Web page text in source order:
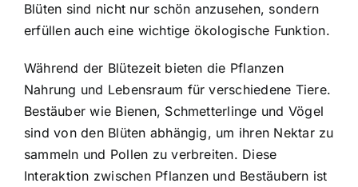
Blüten sind nicht nur schön anzusehen, sondern
erfüllen auch eine wichtige ökologische Funktion.
Während der Blütezeit bieten die Pflanzen
Nahrung und Lebensraum für verschiedene Tiere.
Bestäuber wie Bienen, Schmetterlinge und Vögel
sind von den Blüten abhängig, um ihren Nektar zu
sammeln und Pollen zu verbreiten. Diese
Interaktion zwischen Pflanzen und Bestäubern ist